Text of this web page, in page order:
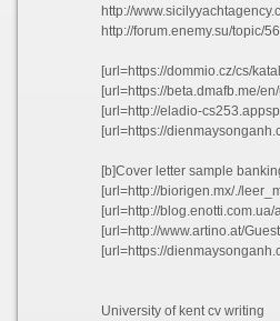
http://www.sicilyyachtagency.com/forum/donec-eu-elit/344035-
http://forum.enemy.su/topic/560135-
[url=https://dommio.cz/cs/katalog/stromek_7-1070/
[url=https://beta.dmafb.me/en/u/1447756144/
[url=http://eladio-cs253.appspot.com/blog/
[url=https://dienmaysonganh.com/san-pham/may-bom-
[b]Cover letter sample
[url=http://biorigen.mx/./
[url=http://blog.enotti.com.ua/add-review/
[url=http://www.artino.at/Guestbook/
[url=https://dienmaysonganh.com/san-pham/may-bom-nuoc-chay-
University of kent cv writing